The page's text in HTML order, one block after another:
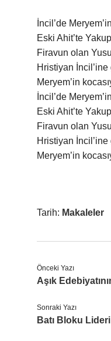
İncil’de
Eski Ahit’te
Firavun olan
Hristiyan İncil’ine
Meryem’in
İncil’de
Eski Ahit’te
Firavun olan
Hristiyan İncil’ine
Meryem’in
Tarih: Makaleler
Önceki Yazı
Aşık
Sonraki Yazı
Batı Bloku